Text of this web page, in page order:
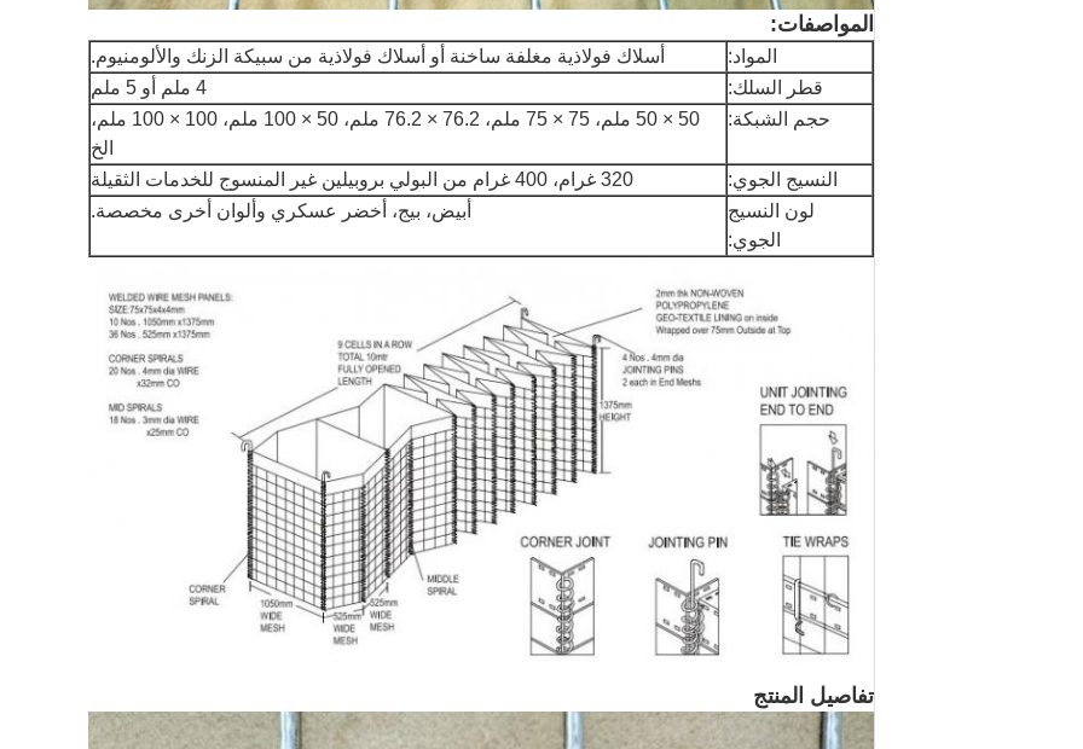
المواصفات:
المواد:
أسلاك فولاذية مغلفة ساخنة أو أسلاك فولاذية من سبيكة الزنك والألومنيوم.
قطر السلك:
4 ملم أو 5 ملم
حجم الشبكة:
50 × 50 ملم، 75 × 75 ملم، 76.2 × 76.2 ملم، 50 × 100 ملم، 100 × 100 ملم،
الخ
النسيج الجوي:
320 غرام، 400 غرام من البولي بروبيلين غير المنسوج للخدمات الثقيلة
لون النسيج
الجوي:
أبيض، بيج، أخضر عسكري وألوان أخرى مخصصة.
تفاصيل المنتج